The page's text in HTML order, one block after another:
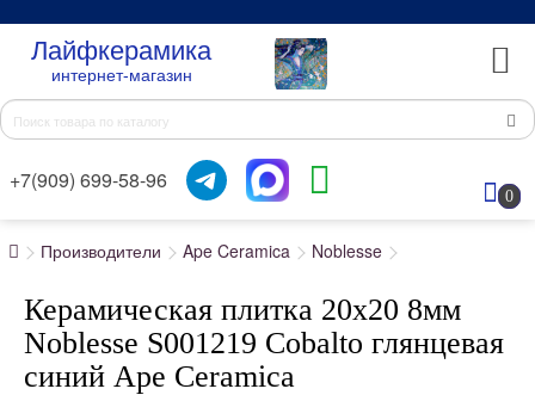
Лайфкерамика
интернет-магазин
+7(909) 699-58-96
0
Производители Ape Ceramica Noblesse
Керамическая плитка 20x20 8мм
Noblesse S001219 Cobalto глянцевая
синий Ape Ceramica